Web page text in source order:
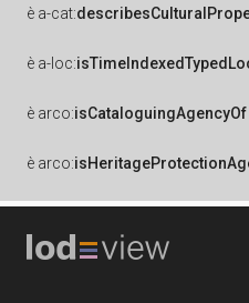
è a-cat:
è a-loc:
è arco:isCataloguingAgencyOf
è arco: